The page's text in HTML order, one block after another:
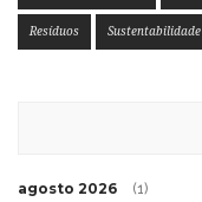
Resíduos Sustentabilidade
agosto 2026 (1)